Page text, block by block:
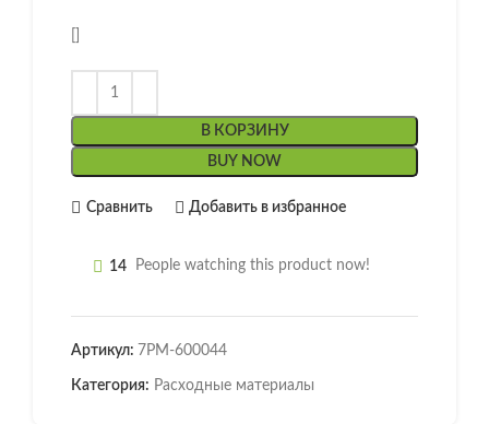
В КОРЗИНУ
BUY NOW
Сравнить Добавить в избранное
14 People watching this product now!
Артикул: 7РМ-600044
Категория: Расходные материалы